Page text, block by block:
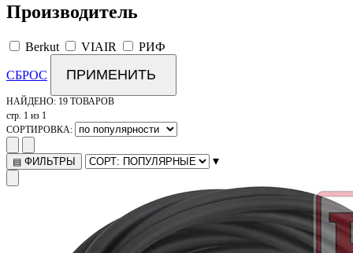
Производитель
Berkut VIAIR РИФ
СБРОС ПРИМЕНИТЬ
НАЙДЕНО: 19 ТОВАРОВ
стр. 1 из 1
СОРТИРОВКА:
▤ ФИЛЬТРЫ ▾